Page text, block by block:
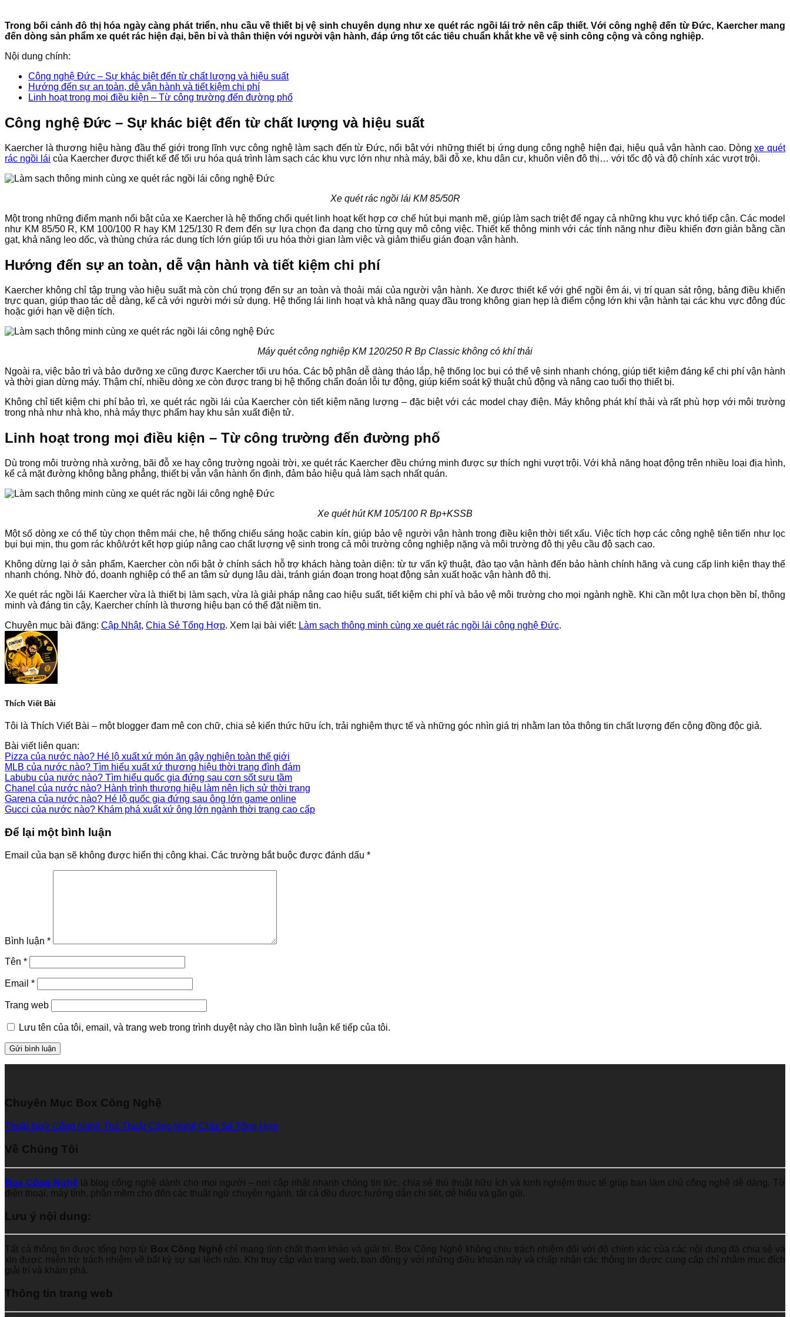
Trong bối cảnh đô thị hóa ngày càng phát triển, nhu cầu về thiết bị vệ sinh chuyên dụng như xe quét rác ngồi lái trở nên cấp thiết. Với công nghệ đến từ Đức, Kaercher mang
đến dòng sản phẩm xe quét rác hiện đại, bền bỉ và thân thiện với người vận hành, đáp ứng tốt các tiêu chuẩn khắt khe về vệ sinh công cộng và công nghiệp.
Nội dung chính:
Công nghệ Đức – Sự khác biệt đến từ chất lượng và hiệu suất
Hướng đến sự an toàn, dễ vận hành và tiết kiệm chi phí
Linh hoạt trong mọi điều kiện – Từ công trường đến đường phố
Công nghệ Đức – Sự khác biệt đến từ chất lượng và hiệu suất
Kaercher là thương hiệu hàng đầu thế giới trong lĩnh vực công nghệ làm sạch đến từ Đức, nổi bật với những thiết bị ứng dụng công nghệ hiện đại, hiệu quả vận hành cao. Dòngxe quét
rác ngồi lái của Kaercher được thiết kế để tối ưu hóa quá trình làm sạch các khu vực lớn như nhà máy, bãi đỗ xe, khu dân cư, khuôn viên đô thị… với tốc độ và độ chính xác vượt trội.
Xe quét rác ngồi lái KM 85/50R
Một trong những điểm mạnh nổi bật của xe Kaercher là hệ thống chổi quét linh hoạt kết hợp cơ chế hút bụi mạnh mẽ, giúp làm sạch triệt để ngay cả những khu vực khó tiếp cận. Các model
như KM 85/50 R, KM 100/100 R hay KM 125/130 R đem đến sự lựa chọn đa dạng cho từng quy mô công việc. Thiết kế thông minh với các tính năng như điều khiển đơn giản bằng cần
gạt, khả năng leo dốc, và thùng chứa rác dung tích lớn giúp tối ưu hóa thời gian làm việc và giảm thiểu gián đoạn vận hành.
Hướng đến sự an toàn, dễ vận hành và tiết kiệm chi phí
Kaercher không chỉ tập trung vào hiệu suất mà còn chú trọng đến sự an toàn và thoải mái của người vận hành. Xe được thiết kế với ghế ngồi êm ái, vị trí quan sát rộng, bảng điều khiển
trực quan, giúp thao tác dễ dàng, kể cả với người mới sử dụng. Hệ thống lái linh hoạt và khả năng quay đầu trong không gian hẹp là điểm cộng lớn khi vận hành tại các khu vực đông đúc
hoặc giới hạn về diện tích.
Máy quét công nghiệp KM 120/250 R Bp Classic không có khí thải
Ngoài ra, việc bảo trì và bảo dưỡng xe cũng được Kaercher tối ưu hóa. Các bộ phận dễ dàng tháo lắp, hệ thống lọc bụi có thể vệ sinh nhanh chóng, giúp tiết kiệm đáng kể chi phí vận hành
và thời gian dừng máy. Thậm chí, nhiều dòng xe còn được trang bị hệ thống chẩn đoán lỗi tự động, giúp kiểm soát kỹ thuật chủ động và nâng cao tuổi thọ thiết bị.
Không chỉ tiết kiệm chi phí bảo trì, xe quét rác ngồi lái của Kaercher còn tiết kiệm năng lượng – đặc biệt với các model chạy điện. Máy không phát khí thải và rất phù hợp với môi trường
trong nhà như nhà kho, nhà máy thực phẩm hay khu sản xuất điện tử.
Linh hoạt trong mọi điều kiện – Từ công trường đến đường phố
Dù trong môi trường nhà xưởng, bãi đỗ xe hay công trường ngoài trời, xe quét rác Kaercher đều chứng minh được sự thích nghi vượt trội. Với khả năng hoạt động trên nhiều loại địa hình,
kể cả mặt đường không bằng phẳng, thiết bị vẫn vận hành ổn định, đảm bảo hiệu quả làm sạch nhất quán.
Xe quét hút KM 105/100 R Bp+KSSB
Một số dòng xe có thể tùy chọn thêm mái che, hệ thống chiếu sáng hoặc cabin kín, giúp bảo vệ người vận hành trong điều kiện thời tiết xấu. Việc tích hợp các công nghệ tiên tiến như lọc
bụi bụi mịn, thu gom rác khô/ướt kết hợp giúp nâng cao chất lượng vệ sinh trong cả môi trường công nghiệp nặng và môi trường đô thị yêu cầu độ sạch cao.
Không dừng lại ở sản phẩm, Kaercher còn nổi bật ở chính sách hỗ trợ khách hàng toàn diện: từ tư vấn kỹ thuật, đào tạo vận hành đến bảo hành chính hãng và cung cấp linh kiện thay thế
nhanh chóng. Nhờ đó, doanh nghiệp có thể an tâm sử dụng lâu dài, tránh gián đoạn trong hoạt động sản xuất hoặc vận hành đô thị.
Xe quét rác ngồi lái Kaercher vừa là thiết bị làm sạch, vừa là giải pháp nâng cao hiệu suất, tiết kiệm chi phí và bảo vệ môi trường cho mọi ngành nghề. Khi cần một lựa chọn bền bỉ, thông
minh và đáng tin cậy, Kaercher chính là thương hiệu bạn có thể đặt niềm tin.
Chuyên mục bài đăng: Cập Nhật, Chia Sẻ Tổng Hợp. Xem lại bài viết: Làm sạch thông minh cùng xe quét rác ngồi lái công nghệ Đức.
Thích Viết Bài
Tôi là Thích Viết Bài – một blogger đam mê con chữ, chia sẻ kiến thức hữu ích, trải nghiệm thực tế và những góc nhìn giá trị nhằm lan tỏa thông tin chất lượng đến cộng đồng độc giả.
Bài viết liên quan:
Pizza của nước nào? Hé lộ xuất xứ món ăn gây nghiện toàn thế giới
MLB của nước nào? Tìm hiểu xuất xứ thương hiệu thời trang đình đám
Labubu của nước nào? Tìm hiểu quốc gia đứng sau cơn sốt sưu tầm
Chanel của nước nào? Hành trình thương hiệu làm nên lịch sử thời trang
Garena của nước nào? Hé lộ quốc gia đứng sau ông lớn game online
Gucci của nước nào? Khám phá xuất xứ ông lớn ngành thời trang cao cấp
Để lại một bình luận
Email của bạn sẽ không được hiển thị công khai. Các trường bắt buộc được đánh dấu *
Bình luận *
Tên *
Email *
Trang web
Lưu tên của tôi, email, và trang web trong trình duyệt này cho lần bình luận kế tiếp của tôi.
Chuyên Mục Box Công Nghệ
Thuật Ngữ Công Nghệ Thủ Thuật Công Nghệ Chia Sẻ Tổng Hợp
Về Chúng Tôi
Box Công Nghệlà blog công nghệ dành cho mọi người – nơi cập nhật nhanh chóng tin tức, chia sẻ thủ thuật hữu ích và kinh nghiệm thực tế giúp bạn làm chủ công nghệ dễ dàng. Từ
điện thoại, máy tính, phần mềm cho đến các thuật ngữ chuyên ngành, tất cả đều được hướng dẫn chi tiết, dễ hiểu và gần gũi.
Lưu ý nội dung:
Tất cả thông tin được tổng hợp từ Box Công Nghệ chỉ mang tính chất tham khảo và giải trí. Box Công Nghệ không chịu trách nhiệm đối với độ chính xác của các nội dung đã chia sẻ và
xin được miễn trừ trách nhiệm về bất kỳ sự sai lệch nào. Khi truy cập vào trang web, bạn đồng ý với những điều khoản này và chấp nhận các thông tin được cung cấp chỉ nhằm mục đích
giải trí và khám phá.
Thông tin trang web